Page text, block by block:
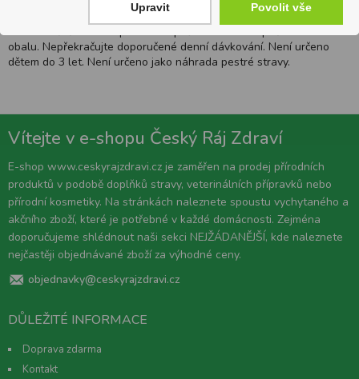
Obsah začněte užívat pouze z nepoškozeného bezpečnostního
obalu. Nepřekračujte doporučené denní dávkování. Není určeno
dětem do 3 let. Není určeno jako náhrada pestré stravy.
Vítejte v e-shopu Český Ráj Zdraví
E-shop www.ceskyrajzdravi.cz je zaměřen na prodej přírodních
produktů v podobě doplňků stravy, veterinálních přípravků nebo
přírodní kosmetiky. Na stránkách naleznete spoustu vychytaného a
akčního zboží, které je potřebné v každé domácnosti. Zejména
doporučujeme shlédnout naši sekci NEJŽÁDANĚJŠÍ, kde naleznete
nejčastěji objednávané zboží za výhodné ceny.
objednavky@ceskyrajzdravi.cz
DŮLEŽITÉ INFORMACE
Doprava zdarma
Kontakt
Upravit Povolit vše